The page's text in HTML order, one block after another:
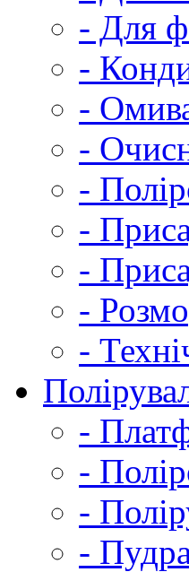
- Для
-
-
-
-
-
-
-
-
-
-
-
-